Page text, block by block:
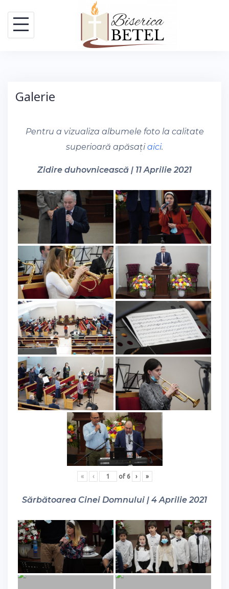
content
Galerie
Pentru a vizualiza albumele foto la calitate
superioară apăsațiaici.
Zidire duhovnicească | 11 Aprilie 2021
« ‹ of 6 › »
Sărbătoarea Cinei Domnului | 4 Aprilie 2021